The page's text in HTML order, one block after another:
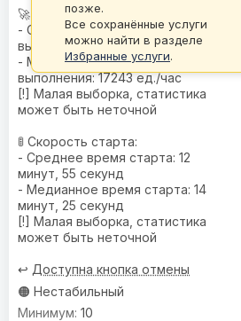
🚀 Скорость:
- Средняя скорость
выполнения: 15770 ед./час
- Медианная скорость
выполнения: 17243 ед./час
[!] Малая выборка, статистика
может быть неточной
🚦 Скорость старта:
- Среднее время старта: 12
минут, 55 секунд
- Медианное время старта: 14
минут, 25 секунд
[!] Малая выборка, статистика
может быть неточной
↩️ Доступна кнопка отмены
🟠 Нестабильный
10
позже.
Все сохранённые услуги
можно найти в разделе
Избранные услуги.